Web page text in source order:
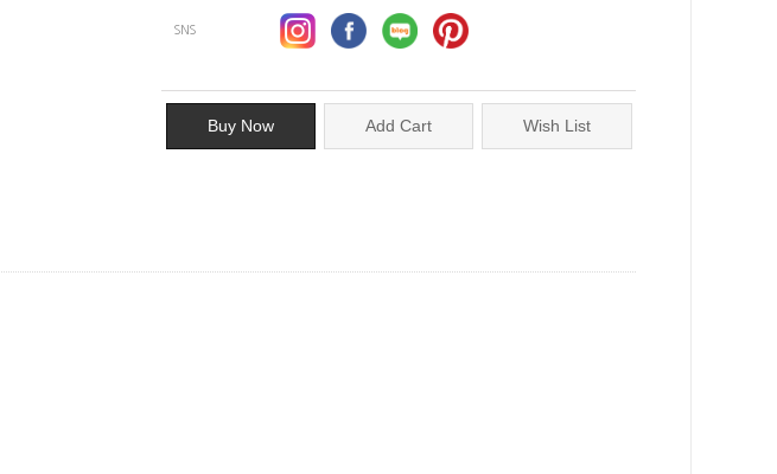
SNS
Buy Now Add Cart Wish List